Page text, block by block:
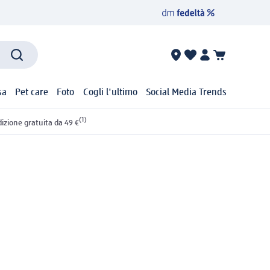
Pet care Foto Cogli l'ultimo Social Media Trends
gratuita da 49 €(1)